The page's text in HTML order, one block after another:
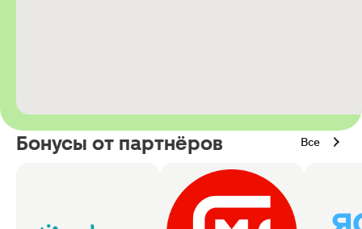
Бонусы от партнёров Все